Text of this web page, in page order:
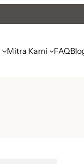
Mitra Kami FAQ